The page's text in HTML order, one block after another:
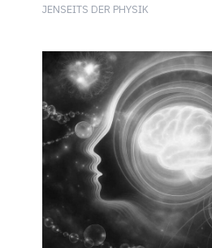
JENSEITS DER PHYSIK